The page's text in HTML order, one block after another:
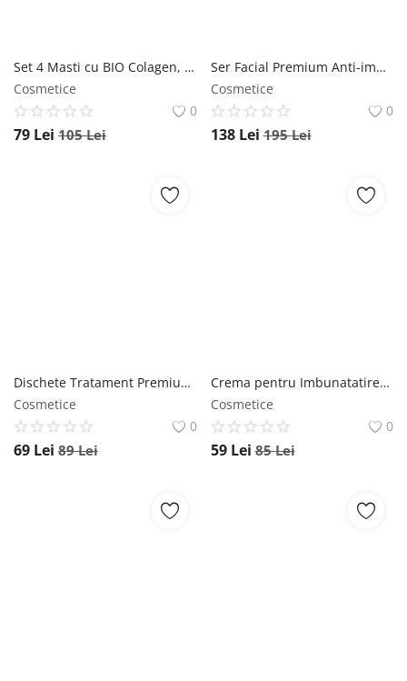
Set 4 Masti cu BIO Colagen, Formula Avansata cu Probiotice, Tehnologie Hydro-Gel, Niacinamide, Acid Hialuronic si Vitamina E NOVA KISS
Cosmetice
0
79 Lei 105Lei
Ser Facial Premium Anti-imbatranire, Efect de Lifting, cu Acid Hialuronic, Colagen, Ceramide, Vitamina C, 60 ml NOVA KISS
Cosmetice
0
138 Lei 195Lei
Dischete Tratament Premium pentru Pete Pigmentare cu Acid Kojic si Turmeric, Efect de luminozitate, 60 bucati NOVA KISS
Cosmetice
0
69 Lei 89Lei
Crema pentru Imbunatatirea Somnului cu Magneziu, Ulei de Lavanda, Ulei de Migdale Dulci, Vitamina E, Aliver, 90 g ALIVER
Cosmetice
0
59 Lei 85Lei